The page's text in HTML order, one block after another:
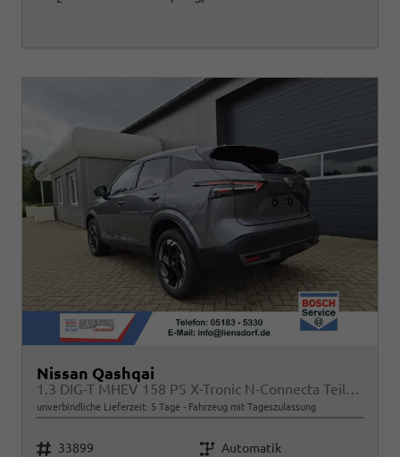
Nissan Qashqai
unverbindliche Lieferzeit: 5 Tage Fahrzeug mit Tageszulassung
Fahrzeugnr. 33899 Getriebe Automatik